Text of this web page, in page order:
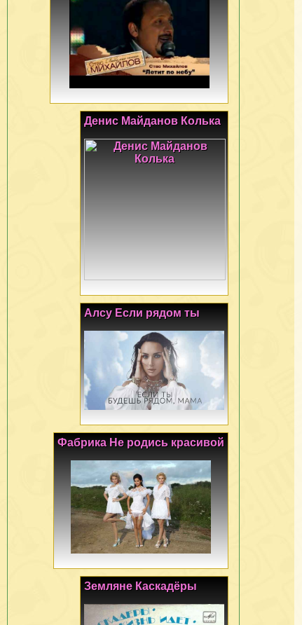
Денис Майданов Колька
Алсу Если рядом ты
Фабрика Не родись красивой
Земляне Каскадёры